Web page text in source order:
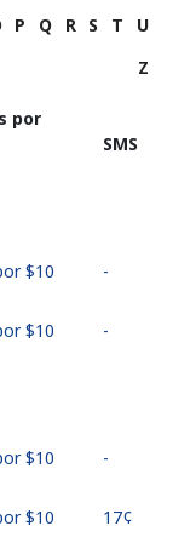
P Q R S T
U
Z
por
SMS
⁦$10⁩ -
⁦$10⁩ -
⁦$10⁩ -
⁦$10⁩ ⁦17¢⁩